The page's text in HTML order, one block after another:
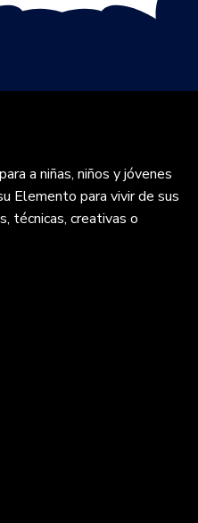
a niñas, niños y jóvenes
Elemento para vivir de sus
técnicas, creativas o